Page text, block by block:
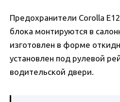
Предохранители Corolla
блока монтируются в
изготовлен в форме
установлен под рулевой
водительской двери.